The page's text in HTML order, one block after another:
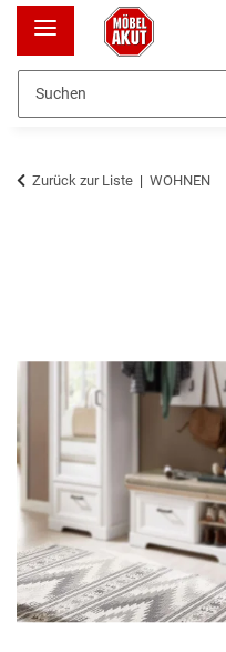
Zurück zur Liste WOHNEN